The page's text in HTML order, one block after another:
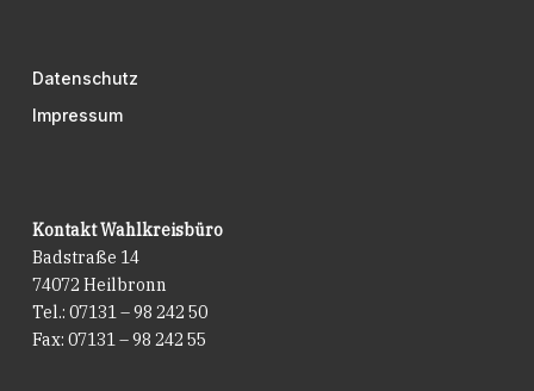
Datenschutz
Impressum
Kontakt Wahlkreisbüro
Badstraße 14
74072 Heilbronn
Tel.: 07131 – 98 242 50
Fax: 07131 – 98 242 55